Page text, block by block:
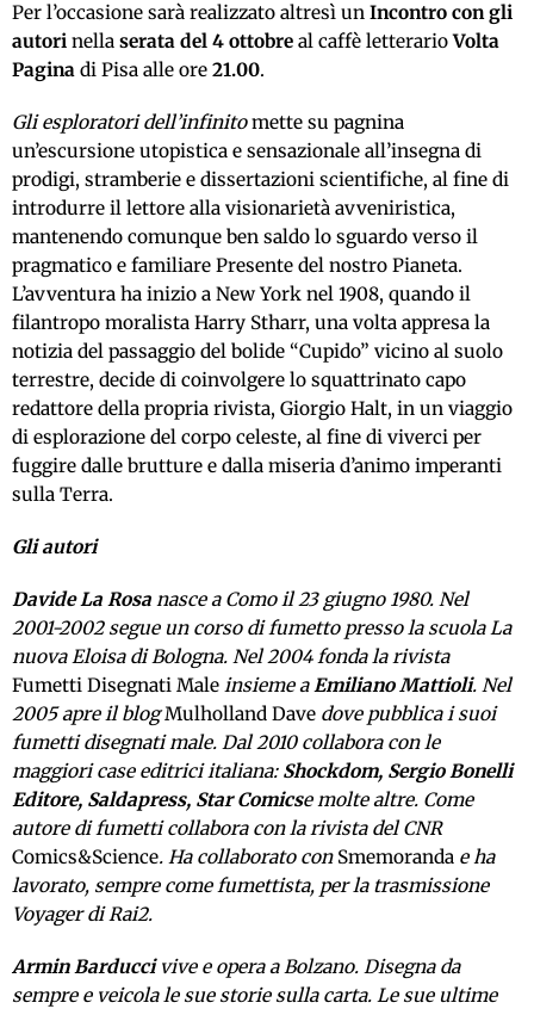
Per l’occasione sarà realizzato altresì un Incontro con gli
autori nella serata del 4 ottobre al caffè letterarioVolta
Pagina di Pisa alle ore 21.00.
Gli esploratori dell’infinitomette su pagnina
un’escursione utopistica e sensazionale all’insegna di
prodigi, stramberie e dissertazioni scientifiche, al fine di
introdurre il lettore alla visionarietà avveniristica,
mantenendo comunque ben saldo lo sguardo verso il
pragmatico e familiare Presente del nostro Pianeta.
L’avventura ha inizio a New York nel 1908, quando il
filantropo moralista Harry Stharr, una volta appresa la
notizia del passaggio del bolide “Cupido” vicino al suolo
terrestre, decide di coinvolgere lo squattrinato capo
redattore della propria rivista, Giorgio Halt, in un viaggio
di esplorazione del corpo celeste, al fine di viverci per
fuggire dalle brutture e dalla miseria d’animo imperanti
sulla Terra.
Gli autori
Davide La Rosa nasce a Como il 23 giugno 1980. Nel
2001-2002 segue un corso di fumetto presso la scuola La
nuova Eloisa di Bologna. Nel 2004 fonda la rivista
Fumetti Disegnati Male insieme aEmiliano Mattioli. Nel
2005 apre il blogMulholland Dave dove pubblica i suoi
fumetti disegnati male. Dal 2010 collabora con le
maggiori case editrici italiana: Shockdom, Sergio Bonelli
Editore, Saldapress, Star Comicse molte altre. Come
autore di fumetti collabora con la rivista del CNR
Comics&Science. Ha collaborato con Smemoranda e ha
lavorato, sempre come fumettista, per la trasmissione
Voyager di Rai2.
Armin Barducci vive e opera a Bolzano. Disegna da
sempre e veicola le sue storie sulla carta. Le sue ultime